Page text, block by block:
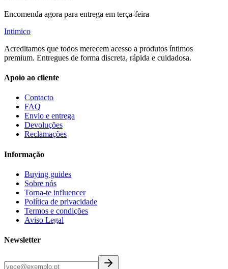
Encomenda agora para entrega em terça-feira
Intimico
Acreditamos que todos merecem acesso a produtos íntimos
premium. Entregues de forma discreta, rápida e cuidadosa.
Apoio ao cliente
Contacto
FAQ
Envio e entrega
Devoluções
Reclamações
Informação
Buying guides
Sobre nós
Torna-te influencer
Política de privacidade
Termos e condições
Aviso Legal
Newsletter